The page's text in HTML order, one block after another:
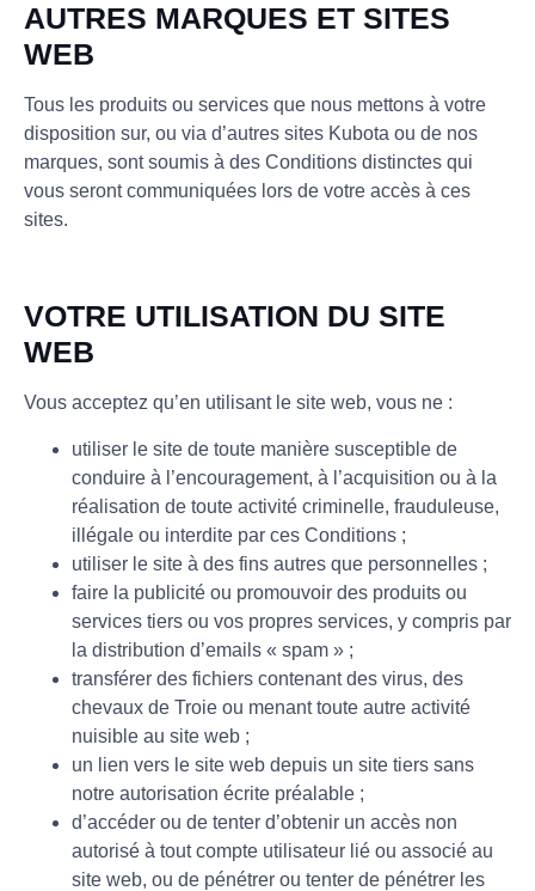
AUTRES MARQUES ET SITES
WEB
Tous les produits ou services que nous mettons à votre
disposition sur, ou via d’autres sites Kubota ou de nos
marques, sont soumis à des Conditions distinctes qui
vous seront communiquées lors de votre accès à ces
sites.
VOTRE UTILISATION DU SITE
WEB
Vous acceptez qu’en utilisant le site web, vous ne :
utiliser le site de toute manière susceptible de
conduire à l’encouragement, à l’acquisition ou à la
réalisation de toute activité criminelle, frauduleuse,
illégale ou interdite par ces Conditions ;
utiliser le site à des fins autres que personnelles ;
faire la publicité ou promouvoir des produits ou
services tiers ou vos propres services, y compris par
la distribution d’emails « spam » ;
transférer des fichiers contenant des virus, des
chevaux de Troie ou menant toute autre activité
nuisible au site web ;
un lien vers le site web depuis un site tiers sans
notre autorisation écrite préalable ;
d’accéder ou de tenter d’obtenir un accès non
autorisé à tout compte utilisateur lié ou associé au
site web, ou de pénétrer ou tenter de pénétrer les